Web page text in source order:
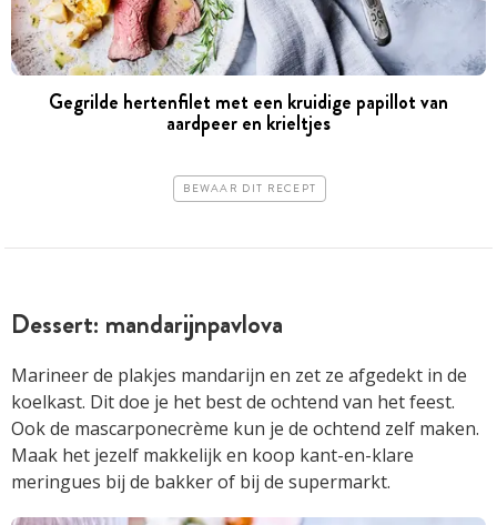
Gegrilde hertenfilet met een kruidige papillot van
aardpeer en krieltjes
BEWAAR DIT RECEPT
Dessert: mandarijnpavlova
Marineer de plakjes mandarijn en zet ze afgedekt in de
koelkast. Dit doe je het best de ochtend van het feest.
Ook de mascarponecrème kun je de ochtend zelf maken.
Maak het jezelf makkelijk en koop kant-en-klare
meringues bij de bakker of bij de supermarkt.